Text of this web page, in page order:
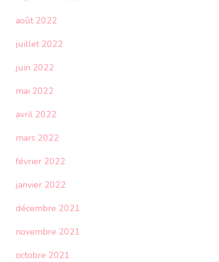
août 2022
juillet 2022
juin 2022
mai 2022
avril 2022
mars 2022
février 2022
janvier 2022
décembre 2021
novembre 2021
octobre 2021